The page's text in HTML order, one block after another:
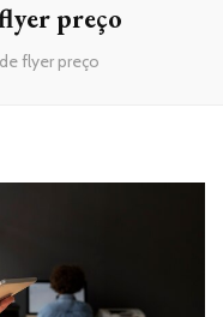
preço
flyer preço